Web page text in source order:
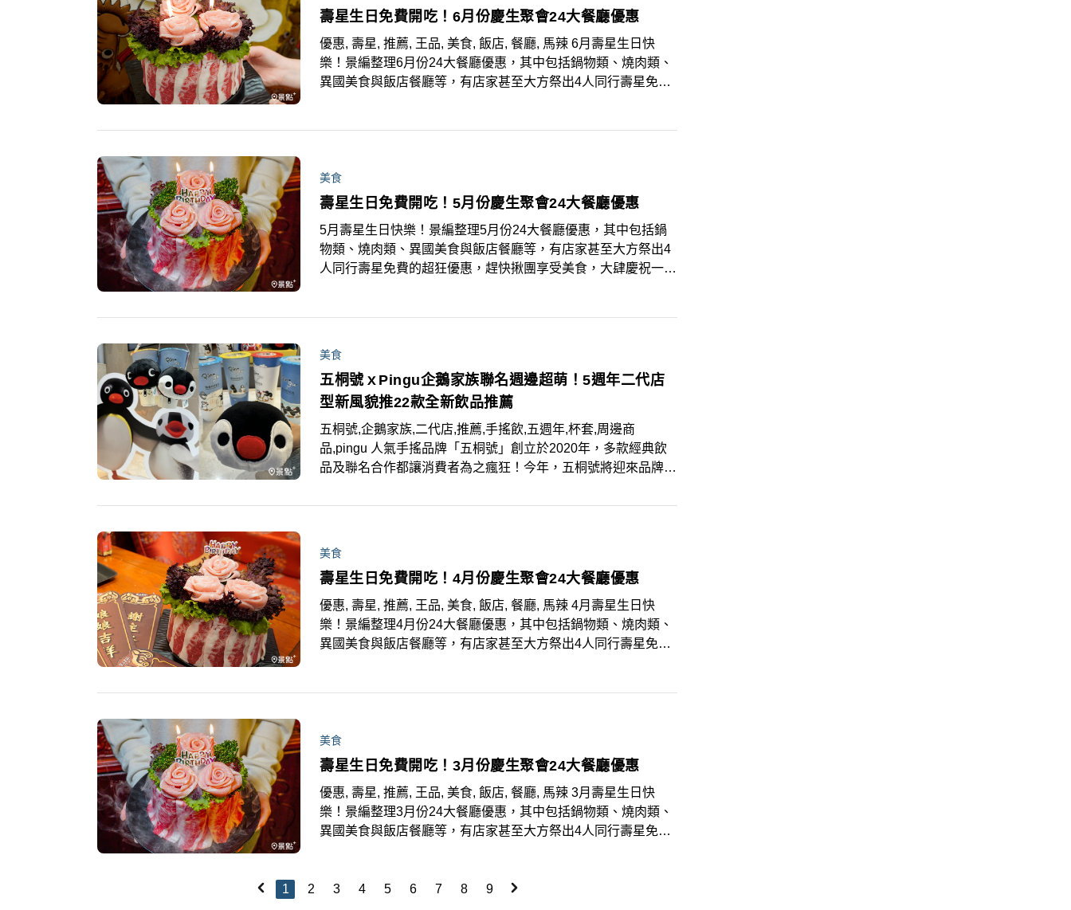
壽星生日免費開吃！6月份慶生聚會24大餐廳優惠
優惠, 壽星, 推薦, 王品, 美食, 飯店, 餐廳, 馬辣 6月壽星生日快
樂！景編整理6月份24大餐廳優惠，其中包括鍋物類、燒肉類、
異國美食與飯店餐廳等，有店家甚至大方祭出4人同行壽星免費
美食
壽星生日免費開吃！5月份慶生聚會24大餐廳優惠
5月壽星生日快樂！景編整理5月份24大餐廳優惠，其中包括鍋
物類、燒肉類、異國美食與飯店餐廳等，有店家甚至大方祭出4
人同行壽星免費的超狂優惠，趕快揪團享受美食，大肆慶祝一
美食
五桐號ｘPingu企鵝家族聯名週邊超萌！5週年二代店
型新風貌推22款全新飲品推薦
五桐號,企鵝家族,二代店,推薦,手搖飲,五週年,杯套,周邊商
品,pingu 人氣手搖品牌「五桐號」創立於2020年，多款經典飲
品及聯名合作都讓消費者為之瘋狂！今年，五桐號將迎來品牌五
往，以亮面元素讓整體空間呈現現代感，象徵品牌的活力與朝
合經典與創新，每一款飲品都精心調配，延續濃厚茶韻的同時，
也帶來令人耳目一新的風味體驗，讓每位來訪的顧客都能感受到
細膩且充滿活力的茶飲魅力。
美食
壽星生日免費開吃！4月份慶生聚會24大餐廳優惠
優惠, 壽星, 推薦, 王品, 美食, 飯店, 餐廳, 馬辣 4月壽星生日快
樂！景編整理4月份24大餐廳優惠，其中包括鍋物類、燒肉類、
異國美食與飯店餐廳等，有店家甚至大方祭出4人同行壽星免費
美食
壽星生日免費開吃！3月份慶生聚會24大餐廳優惠
優惠, 壽星, 推薦, 王品, 美食, 飯店, 餐廳, 馬辣 3月壽星生日快
樂！景編整理3月份24大餐廳優惠，其中包括鍋物類、燒肉類、
異國美食與飯店餐廳等，有店家甚至大方祭出4人同行壽星免費
1 2 3 4 5 6 7 8 9